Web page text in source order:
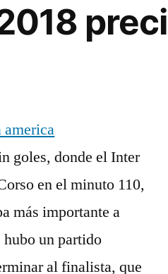
goles, donde el Inter
en el minuto 110,
más importante a
un partido
al finalista, que